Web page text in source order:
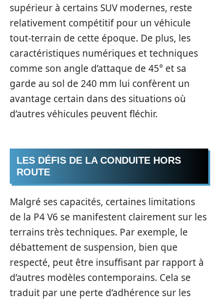
supérieur à certains SUV modernes, reste
relativement compétitif pour un véhicule
tout-terrain de cette époque. De plus, les
caractéristiques numériques et techniques
comme son angle d’attaque de 45° et sa
garde au sol de 240 mm lui confèrent un
avantage certain dans des situations où
d’autres véhicules peuvent fléchir.
LES DÉFIS DE LA CONDUITE HORS
ROUTE
Malgré ses capacités, certaines limitations
de la P4 V6 se manifestent clairement sur les
terrains très techniques. Par exemple, le
débattement de suspension, bien que
respecté, peut être insuffisant par rapport à
d’autres modèles contemporains. Cela se
traduit par une perte d’adhérence sur les